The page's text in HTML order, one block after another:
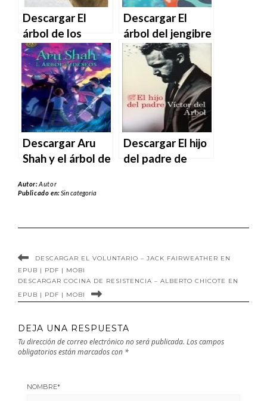
Descargar El
árbol de los
sueños de
Gustavo Martín
Garzo en EPUB |
PDF | MOBI
Descargar El
árbol del jengibre
de Oswald Wynd
en EPUB | PDF |
Descargar Aru
Shah y el árbol de
Roshani Chokshi
Descargar El hijo
del padre de
Autor:Autor
Publicado en:Sin categoría
DESCARGAR EL VOLUNTARIO – JACK FAIRWEATHER EN
EPUB | PDF | MOBI
DESCARGAR COCINA DE RESISTENCIA – ALBERTO CHICOTE EN
EPUB | PDF | MOBI
DEJA UNA RESPUESTA
Tu dirección de correo electrónico no será publicada. Los campos
obligatorios están marcados con *
NOMBRE*